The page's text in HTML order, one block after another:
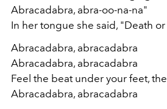
Abracadabra, abra-oo-na-na"
In her tongue she said, "Death
Abracadabra, abracadabra
Abracadabra, abracadabra
Feel the beat under your feet,
Abracadabra, abracadabra